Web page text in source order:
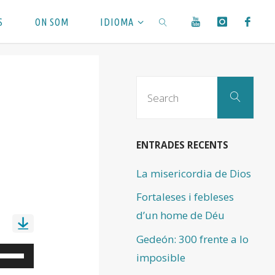
ON SOM IDIOMA
Search
ENTRADES RECENTS
La misericordia de Dios
Fortaleses i febleses
d’un home de Déu
Gedeón: 300 frente a lo
imposible